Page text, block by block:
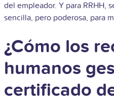
del empleador. Y para RRHH,
sencilla, pero poderosa, para
¿Cómo los
humanos
certificado